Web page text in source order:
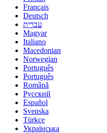
Français
Deutsch
עברית
Magyar
Italiano
Macedonian
Norwegian
Português
Português
Română
Русский
Español
Svenska
Türkçe
Українська